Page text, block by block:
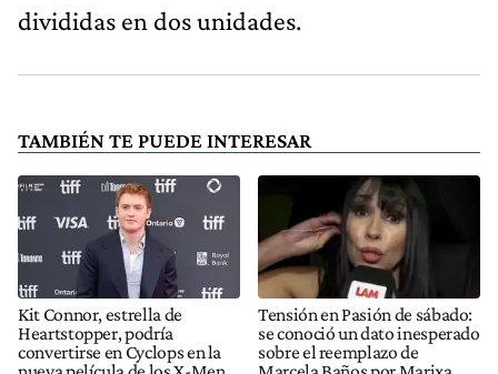
divididas en dos unidades.
TAMBIÉN TE PUEDE INTERESAR
Kit Connor, estrella de
Heartstopper, podría
convertirse en Cyclops en la
Tensión en Pasión de sábado:
se conoció un dato inesperado
sobre el reemplazo de